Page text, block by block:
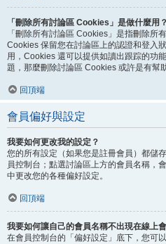
「刪除所有討論區 Cookies」是做什麼用？
「刪除所有討論區 Cookies」是指刪除所
Cookies 保留您在討論區上的認證和登入
用，Cookies 還可以提供如讀出跟踪的功
題，那麼刪除討論區 Cookies 或許是有幫
回頂端
會員偏好與設定
我要如何更改我的設定？
您的所有設定（如果您是註冊會員）都儲
員控制台；點選討論區上方的會員名稱，
中更改您的各種偏好設定。
回頂端
我要如何讓自己的會員名稱不出現在線上
在會員控制台的「偏好設定」底下，您可